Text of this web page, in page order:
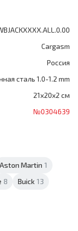
Cargasm
Россия
сталь 1.0-1.2 mm
21x20x2 см
№0304639
Aston Martin 1
8 Buick 13